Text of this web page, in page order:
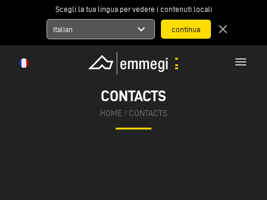
Scegli la tua lingua per vedere i contenuti locali
Italian expand_more close
menu
CONTACTS
HOME / CONTACTS